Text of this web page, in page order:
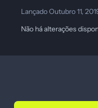
LançadoOutubro 11,
Não há alterações